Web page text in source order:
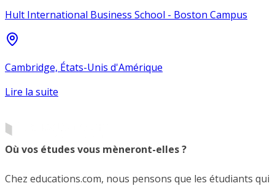
Hult International Business School - Boston Campus
Cambridge, États-Unis d'Amérique
Lire la suite
Où vos études vous mèneront-elles ?
Chez educations.com, nous pensons que les étudiants qui